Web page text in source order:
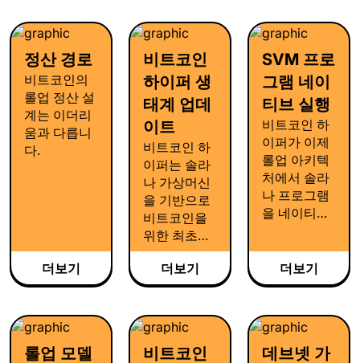
어렵죠. 하지
하이퍼의 철
학은 "처음부
터 익숙하게
느껴지도록
만드는 것"입
니다.
찾고 있으며,
올바른 모델
을 설계하기
위해 깊이 연
구해왔습니
다.
당하는지에
대한 질문이
주를 이루는
데요. 비트코
인 하이퍼에
서는 실행 레
이어에서 가
장 과감한 설
계를 시도했
고, 지금까지
의 연구들은
그 결정이 올
확인시켜주
고 있습니다.
정산 경로
비트코인의
롤업 정산 설
계는 이더리
움과 다릅니
다.
더보기
비트코인
하이퍼 생
태계 업데
이트
비트코인 하
이퍼는 솔라
나 가상머신
을 기반으로
비트코인을
위한 최초의
본격적인 롤
업 생태계로
꾸준히 발전
니다. 현재 탐
도구 등이 준
더보기
SVM 프로
그램 네이
티브 실행
비트코인 하
이퍼가 이제
롤업 아키텍
처에서 솔라
나 프로그램
을 네이티브
다.
더보기
롤업 모델
비트코인
데브넷 가